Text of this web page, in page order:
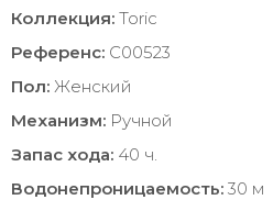
Коллекция: Toric
Референс: C00523
Пол: Женский
Механизм: Ручной
Запас хода: 40 ч.
Водонепроницаемость: 30 м